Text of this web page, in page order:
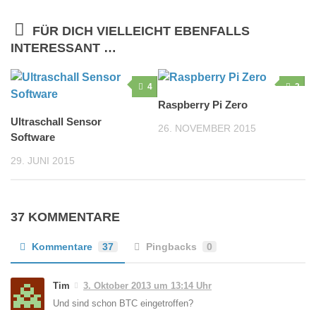
FÜR DICH VIELLEICHT EBENFALLS
INTERESSANT …
4
Ultraschall Sensor
Software
29. JUNI 2015
2
Raspberry Pi Zero
26. NOVEMBER 2015
37 KOMMENTARE
Kommentare 37 Pingbacks 0
Tim
3. Oktober 2013 um 13:14 Uhr
Und sind schon BTC eingetroffen?